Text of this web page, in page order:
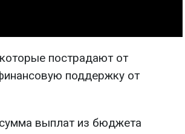
пострадают от
поддержку от
выплат из бюджета